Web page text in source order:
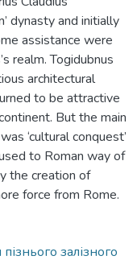
dynasty and initially
assistance were
realm. Togidubnus
architectural
to be attractive
But the main
‘cultural conquest’
to Roman way of
the creation of
force from Rome.
залізного